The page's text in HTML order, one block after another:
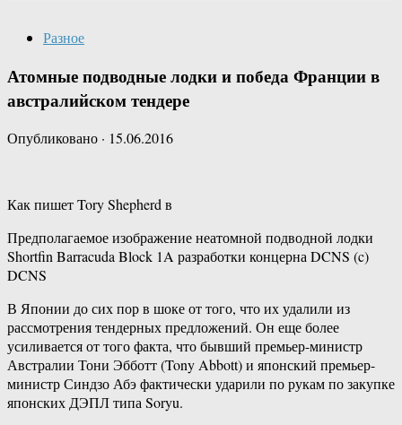
Разное
Атомные подводные лодки и победа Франции в
австралийском тендере
Опубликовано · 15.06.2016
Как пишет Tory Shepherd в
Предполагаемое изображение неатомной подводной лодки
Shortfin Barracuda Block 1A разработки концерна DCNS (c)
DCNS
В Японии до сих пор в шоке от того, что их удалили из
рассмотрения тендерных предложений. Он еще более
усиливается от того факта, что бывший премьер-министр
Австралии Тони Эбботт (Tony Abbott) и японский премьер-
министр Синдзо Абэ фактически ударили по рукам по закупке
японских ДЭПЛ типа Soryu.